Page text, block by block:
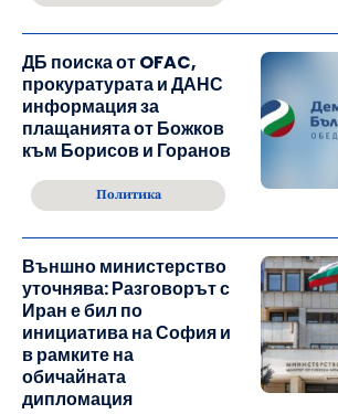
ДБ поиска от OFAC,
прокуратурата и ДАНС
информация за
плащанията от Божков
към Борисов и Горанов
Политика
Външно министерство
уточнява: Разговорът с
Иран е бил по
инициатива на София и
в рамките на
обичайната
дипломация